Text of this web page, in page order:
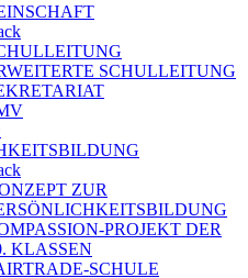
SCHULLEITUNG
ZUR
PROJEKT DER
KLASSEN
SCHULE